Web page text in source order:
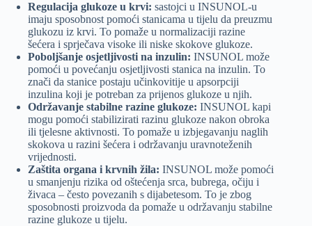
Regulacija glukoze u krvi: sastojci u INSUNOL-u
imaju sposobnost pomoći stanicama u tijelu da preuzmu
glukozu iz krvi. To pomaže u normalizaciji razine
šećera i sprječava visoke ili niske skokove glukoze.
Poboljšanje osjetljivosti na inzulin: INSUNOL može
pomoći u povećanju osjetljivosti stanica na inzulin. To
znači da stanice postaju učinkovitije u apsorpciji
inzulina koji je potreban za prijenos glukoze u njih.
Održavanje stabilne razine glukoze: INSUNOL kapi
mogu pomoći stabilizirati razinu glukoze nakon obroka
ili tjelesne aktivnosti. To pomaže u izbjegavanju naglih
skokova u razini šećera i održavanju uravnoteženih
vrijednosti.
Zaštita organa i krvnih žila: INSUNOL može pomoći
u smanjenju rizika od oštećenja srca, bubrega, očiju i
živaca – često povezanih s dijabetesom. To je zbog
sposobnosti proizvoda da pomaže u održavanju stabilne
razine glukoze u tijelu.